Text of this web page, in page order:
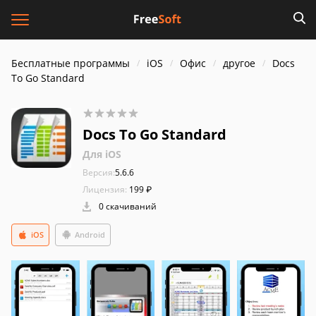
Бесплатные программы iOS Офис другое
Docs
To Go Standard
Docs To Go Standard
Для iOS
Версия:5.6.6
Лицензия: 199 ₽
0 скачиваний
Android
iOS